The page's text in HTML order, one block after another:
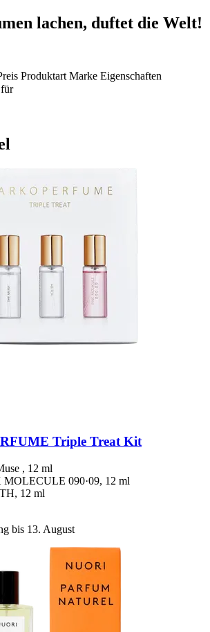
lachen, duftet die Welt!
Produktart Marke Eigenschaften
Triple Treat Kit
, 12 ml
MOLECULE 090·09, 12 ml
12 ml
bis 13. August